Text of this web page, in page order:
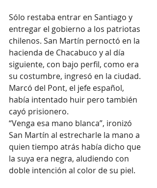
Sólo restaba entrar en Santiago y
entregar el gobierno a los patriotas
chilenos. San Martín pernoctó en la
hacienda de Chacabuco y al día
siguiente, con bajo perfil, como era
su costumbre, ingresó en la ciudad.
Marcó del Pont, el jefe español,
había intentado huir pero también
cayó prisionero.
“Venga esa mano blanca”, ironizó
San Martín al estrecharle la mano a
quien tiempo atrás había dicho que
la suya era negra, aludiendo con
doble intención al color de su piel.